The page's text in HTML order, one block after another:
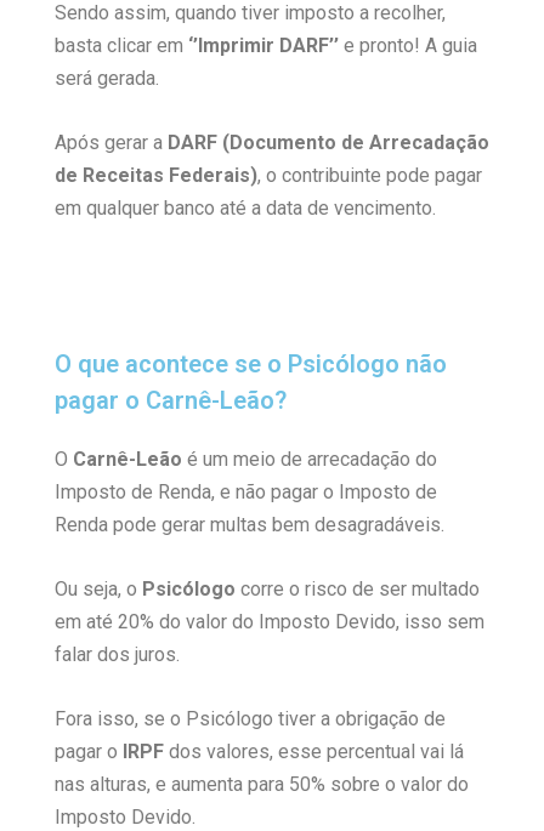
Sendo assim, quando tiver imposto a recolher,
basta clicar em ‘’Imprimir DARF’’ e pronto! A guia
será gerada.
Após gerar a DARF (Documento de Arrecadação
de Receitas Federais), o contribuinte pode pagar
em qualquer banco até a data de vencimento.
O que acontece se o Psicólogo não
pagar o Carnê-Leão?
O Carnê-Leão é um meio de arrecadação do
Imposto de Renda, e não pagar o Imposto de
Renda pode gerar multas bem desagradáveis.
Ou seja, o Psicólogo corre o risco de ser multado
em até 20% do valor do Imposto Devido, isso sem
falar dos juros.
Fora isso, se o Psicólogo tiver a obrigação de
pagar o
IRPF dos valores, esse percentual vai lá
nas alturas, e aumenta para 50% sobre o valor do
Imposto Devido.